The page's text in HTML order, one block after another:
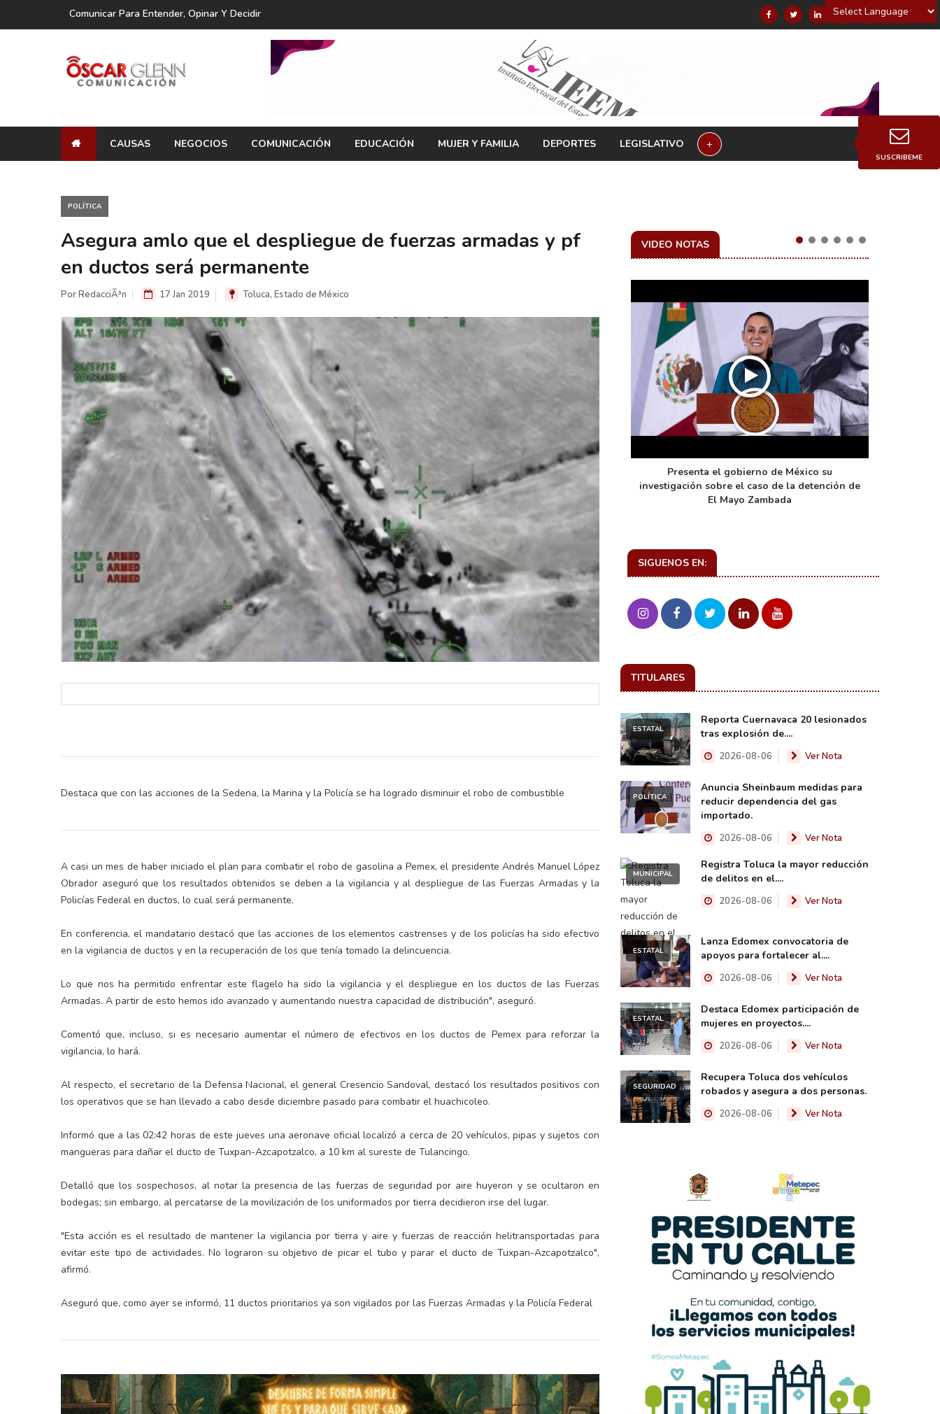
Powered by
Comunicar Para Entender, Opinar Y Decidir
CAUSAS NEGOCIOS COMUNICACIÓN EDUCACIÓN MUJER Y FAMILIA DEPORTES LEGISLATIVO +
POLÍTICA
Asegura amlo que el despliegue de fuerzas armadas y pf
en ductos será permanente
Por RedacciÃ³n 17 Jan 2019 Toluca, Estado de México
Destaca que con las acciones de la Sedena, la Marina y la Policía se ha logrado disminuir el robo de combustible
A casi un mes de haber iniciado el plan para combatir el robo de gasolina a Pemex, el presidente Andrés Manuel López
Obrador aseguró que los resultados obtenidos se deben a la vigilancia y al despliegue de las Fuerzas Armadas y la
Policías Federal en ductos, lo cual será permanente.
En conferencia, el mandatario destacó que las acciones de los elementos castrenses y de los policías ha sido efectivo
en la vigilancia de ductos y en la recuperación de los que tenía tomado la delincuencia.
Lo que nos ha permitido enfrentar este flagelo ha sido la vigilancia y el despliegue en los ductos de las Fuerzas
Armadas. A partir de esto hemos ido avanzado y aumentando nuestra capacidad de distribución", aseguró.
Comentó que, incluso, si es necesario aumentar el número de efectivos en los ductos de Pemex para reforzar la
vigilancia, lo hará.
Al respecto, el secretario de la Defensa Nacional, el general Cresencio Sandoval, destacó los resultados positivos con
los operativos que se han llevado a cabo desde diciembre pasado para combatir el huachicoleo.
Informó que a las 02:42 horas de este jueves una aeronave oficial localizó a cerca de 20 vehículos, pipas y sujetos con
mangueras para dañar el ducto de Tuxpan-Azcapotzalco, a 10 km al sureste de Tulancingo.
Detalló que los sospechosos, al notar la presencia de las fuerzas de seguridad por aire huyeron y se ocultaron en
bodegas; sin embargo, al percatarse de la movilización de los uniformados por tierra decidieron irse del lugar.
"Esta acción es el resultado de mantener la vigilancia por tierra y aire y fuerzas de reacción helitransportadas para
evitar este tipo de actividades. No lograron su objetivo de picar el tubo y parar el ducto de Tuxpan-Azcapotzalco",
afirmó.
Aseguró que, como ayer se informó, 11 ductos prioritarios ya son vigilados por las Fuerzas Armadas y la Policía Federal
VIDEO NOTAS
en el ejercicio de sus
electorales
Y salió la propuesta de Reforma Electoral de
la Presidenta Sheinbaum
Informa el gobierno federal cómo fue el
operativo de captura de "El Mencho" y sus
reacciones en Jalisco
Presenta el gobierno de México su
investigación sobre el caso de la detención de
El Mayo Zambada
SIGUENOS EN:
TITULARES
ESTATAL
Reporta Cuernavaca 20 lesionados
tras explosión de....
2026-08-06 Ver Nota
POLÍTICA
Anuncia Sheinbaum medidas para
reducir dependencia del gas
importado.
2026-08-06 Ver Nota
MUNICIPAL
Registra Toluca la mayor reducción
de delitos en el....
2026-08-06 Ver Nota
ESTATAL
Lanza Edomex convocatoria de
apoyos para fortalecer al....
2026-08-06 Ver Nota
ESTATAL
Destaca Edomex participación de
mujeres en proyectos....
2026-08-06 Ver Nota
SEGURIDAD
Recupera Toluca dos vehículos
robados y asegura a dos personas.
2026-08-06 Ver Nota
SUSCRIBEME